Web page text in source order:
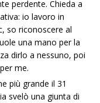
perdente. Chieda a
io lavoro in
so riconoscere al
una mano per la
dirlo a nessuno, poi
me.
più grande il 31
svelò una giunta di